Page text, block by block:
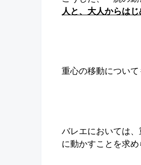
人と、大人からは
重心の移動について
バレエにおいては
に動かすことを求め